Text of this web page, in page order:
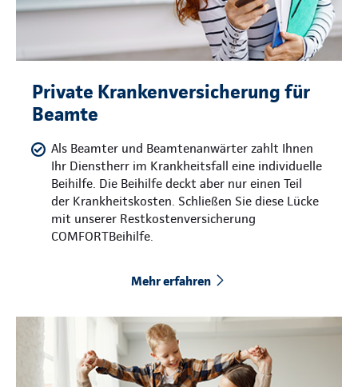
Private Krankenversicherung für
Beamte
Als Beamter und Beamtenanwärter zahlt Ihnen
Ihr Dienstherr im Krankheitsfall eine individuelle
Beihilfe. Die Beihilfe deckt aber nur einen Teil
der Krankheitskosten. Schließen Sie diese Lücke
mit unserer Restkostenversicherung
COMFORTBeihilfe.
Mehr erfahren